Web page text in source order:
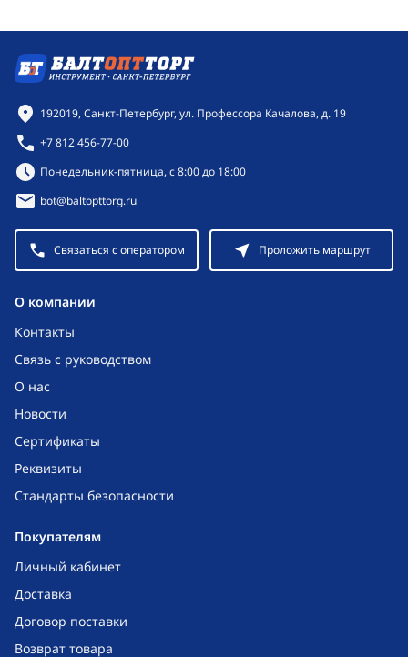
O компании
Контакты
Связь с руководством
О нас
Новости
Сертификаты
Реквизиты
Стандарты безопасности
Покупателям
Личный кабинет
Доставка
Договор поставки
Возврат товара
Контактная информация
192019, Санкт-Петербург, ул. Профессора Качалова, д. 19
+7 812 456-77-00
Режим работы:
Понедельник-пятница, с 8:00 до 18:00
bot@baltopttorg.ru
Связаться с оператором Проложить маршрут